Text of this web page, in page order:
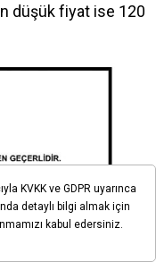
düşük fiyat ise 120
KVKK ve GDPR uyarınca
detaylı bilgi almak için
kabul edersiniz.